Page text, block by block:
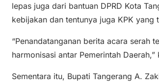
lepas juga dari bantuan DPRD Kota
kebijakan dan tentunya juga KPK
“Penandatanganan berita acara serah
harmonisasi antar Pemerintah Daerah,”
Sementara itu, Bupati Tangerang A.